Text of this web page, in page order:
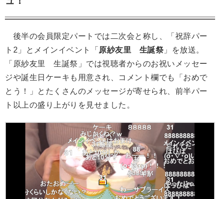
後半の会員限定パートでは二次会と称し、「祝辞パー
ト2」とメインイベント「 原紗友里 生誕祭 」を放送。
「原紗友里 生誕祭」では視聴者からのお祝いメッセー
ジや誕生日ケーキも用意され、コメント欄でも「おめで
とう！」とたくさんのメッセージが寄せられ、前半パー
ト以上の盛り上がりを見せました。